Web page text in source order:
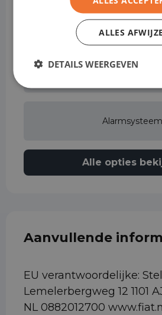
Alarmsysteem
Alle opties
Aanvullende
EU verantwoordelijke:
Lemelerbergweg 12 1101
NL 0882012700
ALLES
DETAILS WEERGEVEN